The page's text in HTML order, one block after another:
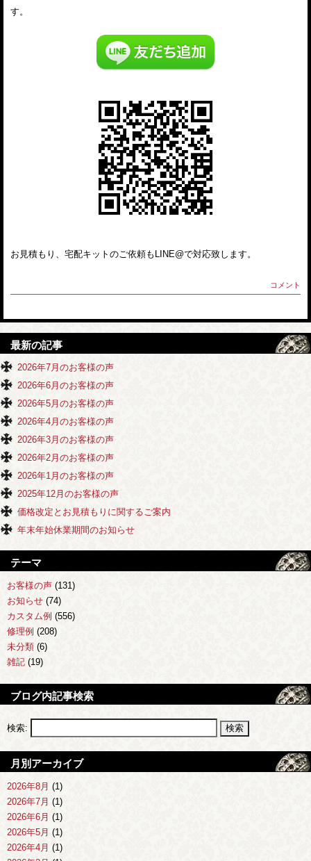
す。
お見積もり、宅配キットのご依頼もLINE@で対応致します。
コメント
最新の記事
2026年7月のお客様の声
2026年6月のお客様の声
2026年5月のお客様の声
2026年4月のお客様の声
2026年3月のお客様の声
2026年2月のお客様の声
2026年1月のお客様の声
2025年12月のお客様の声
価格改定とお見積もりに関するご案内
年末年始休業期間のお知らせ
テーマ
お客様の声 (131)
お知らせ (74)
カスタム例 (556)
修理例 (208)
未分類 (6)
雑記 (19)
ブログ内記事検索
検索:
月別アーカイブ
2026年8月 (1)
2026年7月 (1)
2026年6月 (1)
2026年5月 (1)
2026年4月 (1)